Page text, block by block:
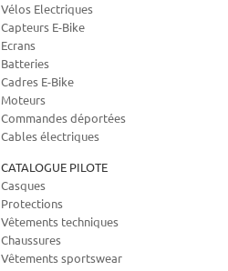
Vélos Electriques
Capteurs E-Bike
Ecrans
Batteries
Cadres E-Bike
Moteurs
Commandes déportées
Cables électriques
CATALOGUE PILOTE
Casques
Protections
Vêtements techniques
Chaussures
Vêtements sportswear